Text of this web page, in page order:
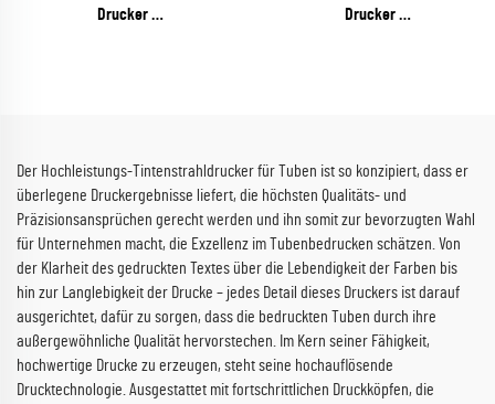
Drucker
Drucker
Der Hochleistungs-Tintenstrahldrucker für Tuben ist so konzipiert, dass er
überlegene Druckergebnisse liefert, die höchsten Qualitäts- und
Präzisionsansprüchen gerecht werden und ihn somit zur bevorzugten Wahl
für Unternehmen macht, die Exzellenz im Tubenbedrucken schätzen. Von
der Klarheit des gedruckten Textes über die Lebendigkeit der Farben bis
hin zur Langlebigkeit der Drucke – jedes Detail dieses Druckers ist darauf
ausgerichtet, dafür zu sorgen, dass die bedruckten Tuben durch ihre
außergewöhnliche Qualität hervorstechen. Im Kern seiner Fähigkeit,
hochwertige Drucke zu erzeugen, steht seine hochauflösende
Drucktechnologie. Ausgestattet mit fortschrittlichen Druckköpfen, die